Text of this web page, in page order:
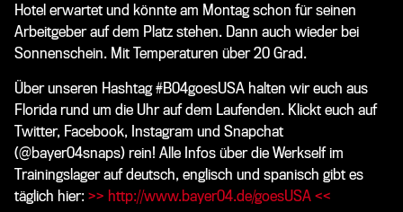
Hotel erwartet und könnte am Montag schon für seinen
Arbeitgeber auf dem Platz stehen. Dann auch wieder bei
Sonnenschein. Mit Temperaturen über 20 Grad.
Über unseren Hashtag #B04goesUSA halten wir euch aus
Florida rund um die Uhr auf dem Laufenden. Klickt euch auf
Twitter, Facebook, Instagram und Snapchat
(@bayer04snaps) rein! Alle Infos über die Werkself im
Trainingslager auf deutsch, englisch und spanisch gibt es
täglich hier: >> http://www.bayer04.de/goesUSA <<